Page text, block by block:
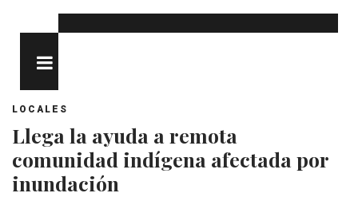
LOCALES
Llega la ayuda a remota
comunidad indígena afectada por
inundación